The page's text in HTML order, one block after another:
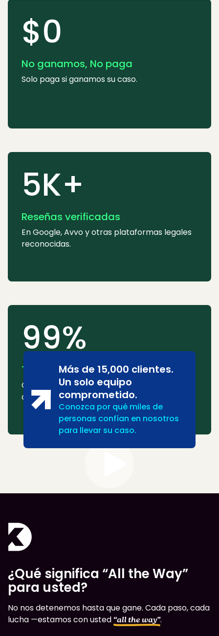
$0
No ganamos, No paga
Solo paga si ganamos su caso.
5K+
Reseñas verificadas
En Google, Avvo y otras plataformas legales
reconocidas.
99%
Tasa de éxito
Ganamos o resolvemos la mayoría de los
casos de forma consistente.
Más de 15,000 clientes.
Un solo equipo
comprometido.
Conozca por qué miles de
personas confían en nosotros
para llevar su caso.
¿Qué significa “All the Way”
para usted?
No nos detenemos hasta que gane. Cada paso, cada
lucha —estamos con usted “all the way”.